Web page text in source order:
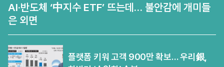
AI·반도체 ‘中지수 ETF’ 뜨는데… 불안감에 개미들
은 외면
플랫폼 키워 고객 900만 확보… 우리銀,